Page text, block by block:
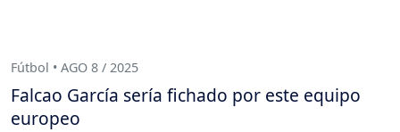
Fútbol • AGO 8 / 2025
Falcao García sería fichado por este equipo
europeo